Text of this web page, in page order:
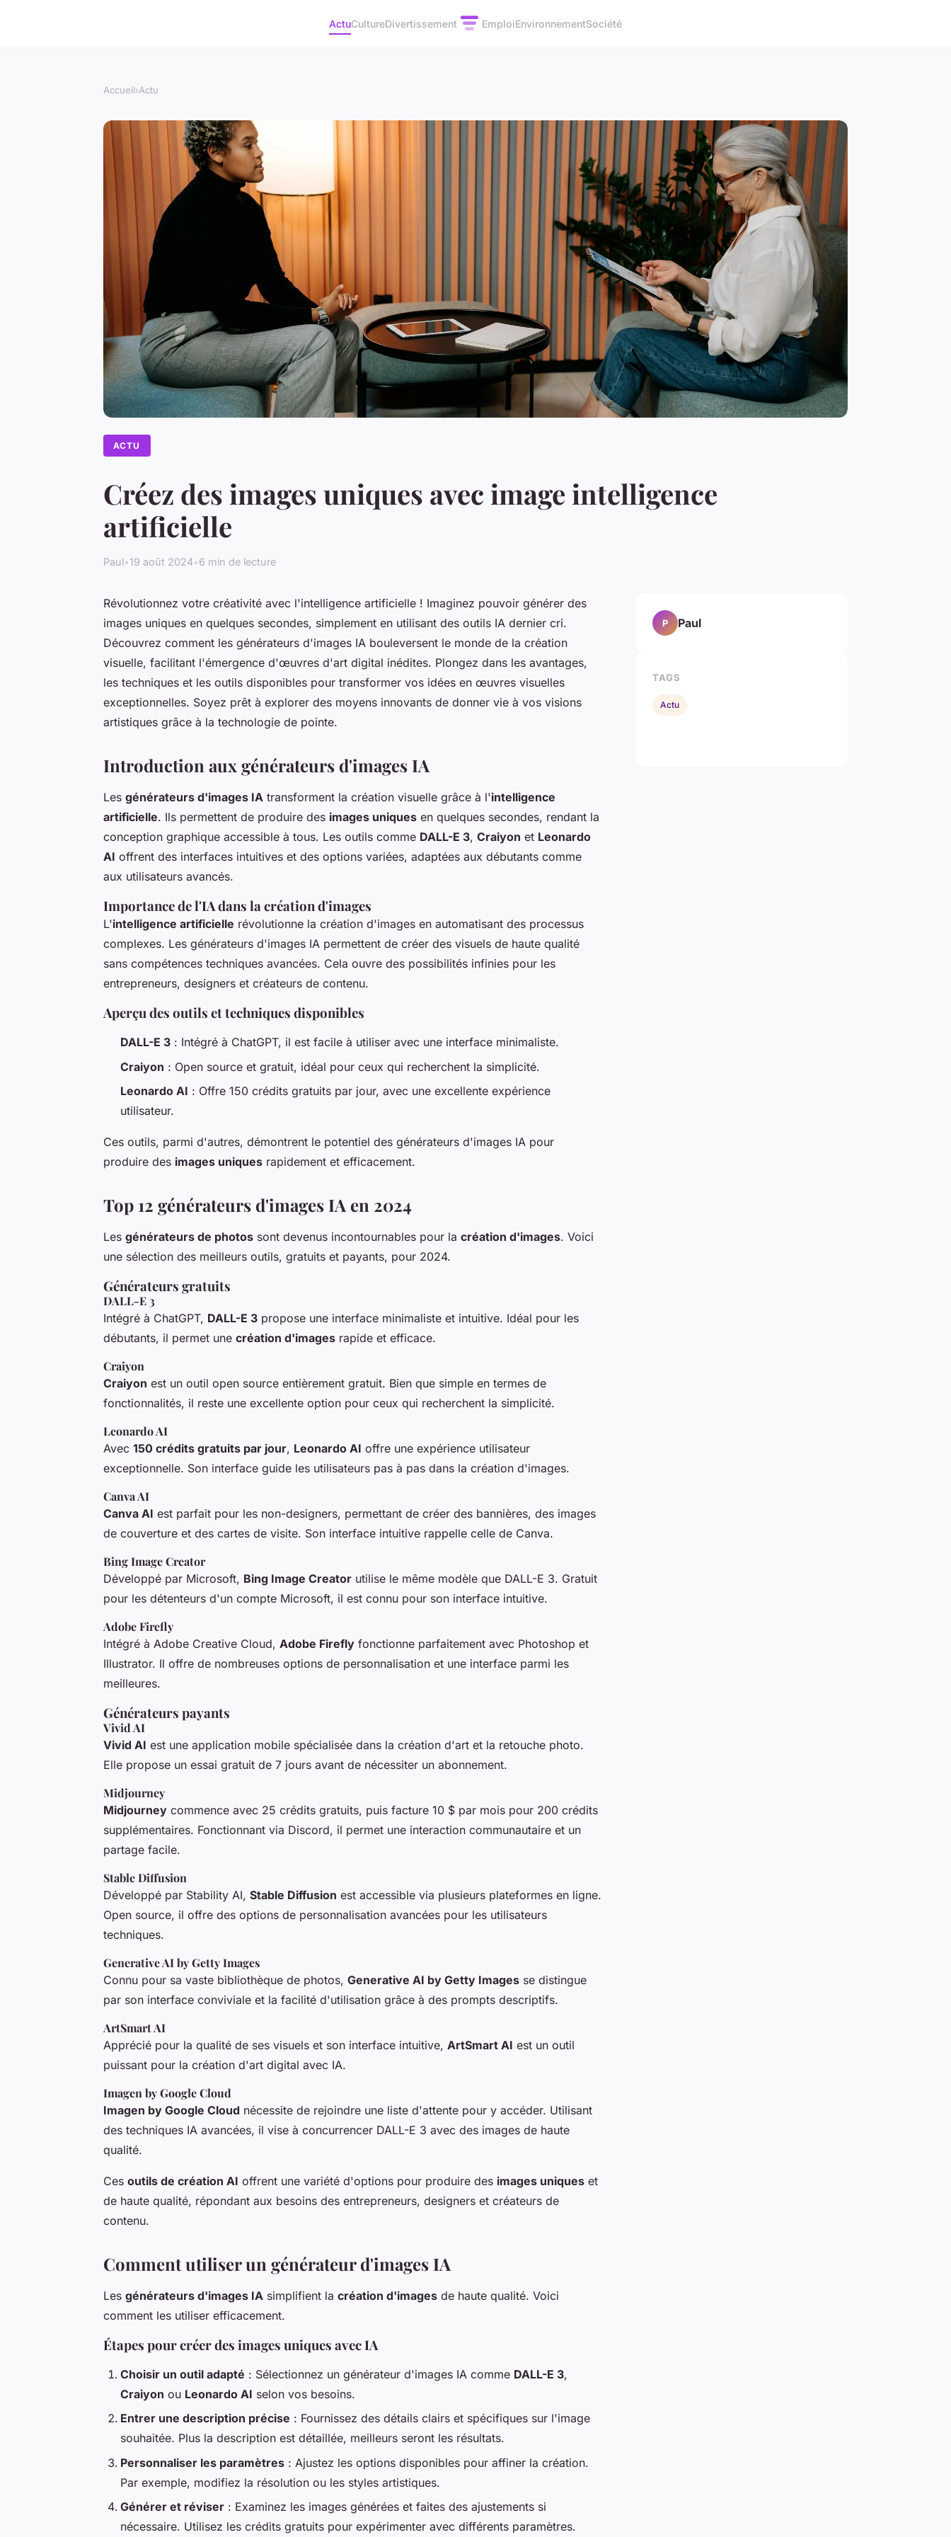
ActuCultureDivertissement EmploiEnvironnementSociété
Accueil›Actu
ACTU
Créez des images uniques avec image intelligence
artificielle
Paul•19 août 2024•6 min de lecture
Révolutionnez votre créativité avec l'intelligence artificielle ! Imaginez pouvoir générer des
images uniques en quelques secondes, simplement en utilisant des outils IA dernier cri.
Découvrez comment les générateurs d'images IA bouleversent le monde de la création
visuelle, facilitant l'émergence d'œuvres d'art digital inédites. Plongez dans les avantages,
les techniques et les outils disponibles pour transformer vos idées en œuvres visuelles
exceptionnelles. Soyez prêt à explorer des moyens innovants de donner vie à vos visions
artistiques grâce à la technologie de pointe.
Introduction aux générateurs d'images IA
Les générateurs d'images IA transforment la création visuelle grâce à l'intelligence
artificielle. Ils permettent de produire des images uniques en quelques secondes, rendant la
conception graphique accessible à tous. Les outils comme DALL-E 3, Craiyon et Leonardo
AI offrent des interfaces intuitives et des options variées, adaptées aux débutants comme
aux utilisateurs avancés.
Importance de l'IA dans la création d'images
L'intelligence artificielle révolutionne la création d'images en automatisant des processus
complexes. Les générateurs d'images IA permettent de créer des visuels de haute qualité
sans compétences techniques avancées. Cela ouvre des possibilités infinies pour les
entrepreneurs, designers et créateurs de contenu.
Aperçu des outils et techniques disponibles
DALL-E 3 : Intégré à ChatGPT, il est facile à utiliser avec une interface minimaliste.
Craiyon : Open source et gratuit, idéal pour ceux qui recherchent la simplicité.
Leonardo AI : Offre 150 crédits gratuits par jour, avec une excellente expérience
utilisateur.
Ces outils, parmi d'autres, démontrent le potentiel des générateurs d'images IA pour
produire des images uniques rapidement et efficacement.
Top 12 générateurs d'images IA en 2024
Les générateurs de photos sont devenus incontournables pour la création d'images. Voici
une sélection des meilleurs outils, gratuits et payants, pour 2024.
Générateurs gratuits
DALL-E 3
Intégré à ChatGPT, DALL-E 3 propose une interface minimaliste et intuitive. Idéal pour les
débutants, il permet une création d'images rapide et efficace.
Craiyon
Craiyon est un outil open source entièrement gratuit. Bien que simple en termes de
fonctionnalités, il reste une excellente option pour ceux qui recherchent la simplicité.
Leonardo AI
Avec 150 crédits gratuits par jour, Leonardo AI offre une expérience utilisateur
exceptionnelle. Son interface guide les utilisateurs pas à pas dans la création d'images.
Canva AI
Canva AI est parfait pour les non-designers, permettant de créer des bannières, des images
de couverture et des cartes de visite. Son interface intuitive rappelle celle de Canva.
Bing Image Creator
Développé par Microsoft, Bing Image Creator utilise le même modèle que DALL-E 3. Gratuit
pour les détenteurs d'un compte Microsoft, il est connu pour son interface intuitive.
Adobe Firefly
Intégré à Adobe Creative Cloud, Adobe Firefly fonctionne parfaitement avec Photoshop et
Illustrator. Il offre de nombreuses options de personnalisation et une interface parmi les
meilleures.
Générateurs payants
Vivid AI
Vivid AI est une application mobile spécialisée dans la création d'art et la retouche photo.
Elle propose un essai gratuit de 7 jours avant de nécessiter un abonnement.
Midjourney
Midjourney commence avec 25 crédits gratuits, puis facture 10 $ par mois pour 200 crédits
supplémentaires. Fonctionnant via Discord, il permet une interaction communautaire et un
partage facile.
Stable Diffusion
Développé par Stability AI, Stable Diffusion est accessible via plusieurs plateformes en ligne.
Open source, il offre des options de personnalisation avancées pour les utilisateurs
techniques.
Generative AI by Getty Images
Connu pour sa vaste bibliothèque de photos, Generative AI by Getty Images se distingue
par son interface conviviale et la facilité d'utilisation grâce à des prompts descriptifs.
ArtSmart AI
Apprécié pour la qualité de ses visuels et son interface intuitive, ArtSmart AI est un outil
puissant pour la création d'art digital avec IA.
Imagen by Google Cloud
Imagen by Google Cloud nécessite de rejoindre une liste d'attente pour y accéder. Utilisant
des techniques IA avancées, il vise à concurrencer DALL-E 3 avec des images de haute
qualité.
Ces outils de création AI offrent une variété d'options pour produire des images uniques et
de haute qualité, répondant aux besoins des entrepreneurs, designers et créateurs de
contenu.
Comment utiliser un générateur d'images IA
Les générateurs d'images IA simplifient la création d'images de haute qualité. Voici
comment les utiliser efficacement.
Étapes pour créer des images uniques avec IA
Choisir un outil adapté : Sélectionnez un générateur d'images IA comme DALL-E 3,
Craiyon ou Leonardo AI selon vos besoins.
Entrer une description précise : Fournissez des détails clairs et spécifiques sur l'image
souhaitée. Plus la description est détaillée, meilleurs seront les résultats.
Personnaliser les paramètres : Ajustez les options disponibles pour affiner la création.
Par exemple, modifiez la résolution ou les styles artistiques.
Générer et réviser : Examinez les images générées et faites des ajustements si
nécessaire. Utilisez les crédits gratuits pour expérimenter avec différents paramètres.
P Paul
TAGS
Actu